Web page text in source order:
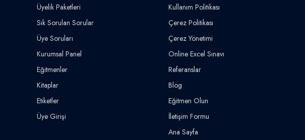
Üyelik Paketleri
Sık Sorulan Sorular
Üye Soruları
Kurumsal Panel
Eğitmenler
Kitaplar
Etiketler
Üye Girişi
Kullanım Politikası
Çerez Politikası
Çerez Yönetimi
Online Excel Sınavı
Referanslar
Blog
Eğitmen Olun
İletişim Formu
Ana Sayfa